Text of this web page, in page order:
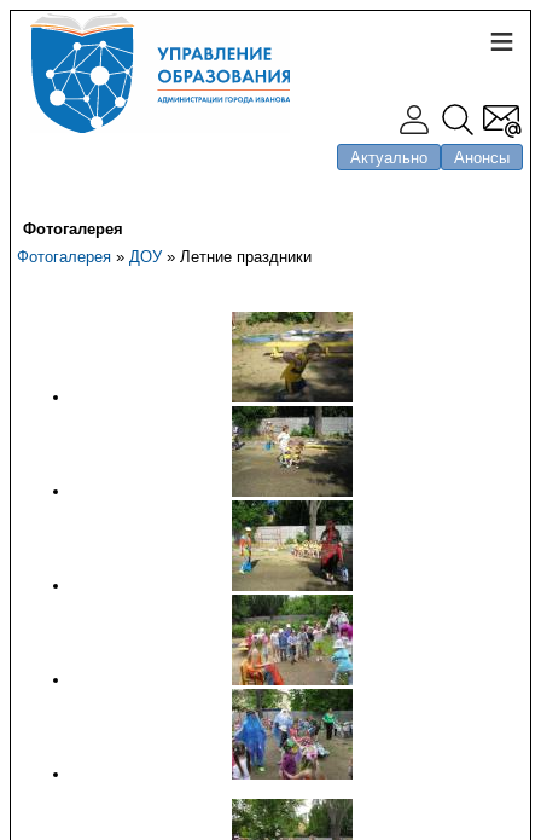
Актуально Анонсы
Фотогалерея
Фотогалерея » ДОУ» Летние праздники